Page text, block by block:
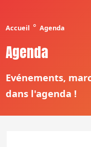
Accueil ° Agenda
Agenda
Evénements,
dans l'agenda !